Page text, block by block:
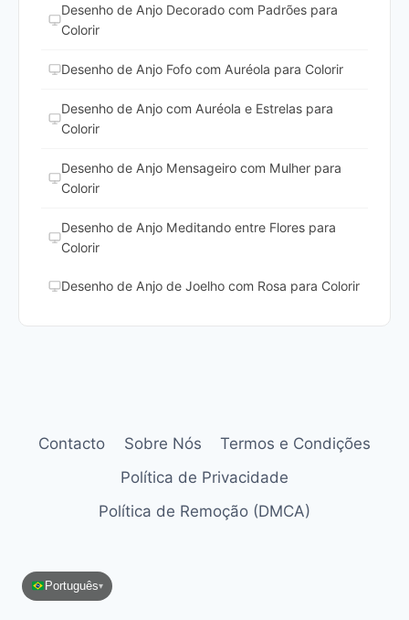
Desenho de Anjo Decorado com Padrões para
Colorir
Desenho de Anjo Fofo com Auréola para Colorir
Desenho de Anjo com Auréola e Estrelas para
Colorir
Desenho de Anjo Mensageiro com Mulher para
Colorir
Desenho de Anjo Meditando entre Flores para
Colorir
Desenho de Anjo de Joelho com Rosa para Colorir
Contacto Sobre Nós
Termos e Condições
Política de Privacidade
Política de Remoção (DMCA)
Português▾